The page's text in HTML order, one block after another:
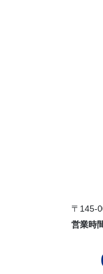
〒145-
営業時